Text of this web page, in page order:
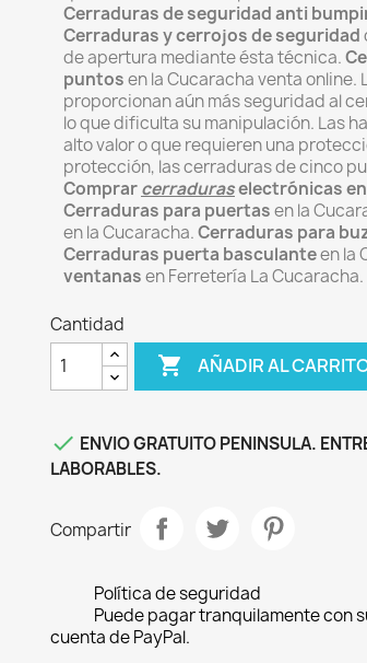
Cerraduras de seguridad anti
Cerraduras y cerrojosde seguridad
de apertura mediante ésta técnica.
puntosen la Cucaracha venta online.
proporcionan aún más seguridad al
lo que dificulta su manipulación. Las
alto valor o que requieren una
protección, las cerraduras de cinco
Comprarcerraduraselectrónicas
Cerraduras para puertasen la
en la Cucaracha.Cerraduras para
Cerraduras puerta basculanteen la
ventanasen Ferretería La Cucaracha.
Cantidad
 AÑADIR AL
 ENVIO GRATUITO PENINSULA.
LABORABLES.
Compartir
Política de seguridad
Puede pagar tranquilamente con
cuenta de PayPal.